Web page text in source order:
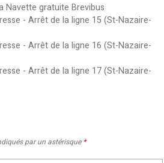
Navette gratuite Brevibus
- Arrêt de la ligne 15 (St-Nazaire-
- Arrêt de la ligne 16 (St-Nazaire-
- Arrêt de la ligne 17 (St-Nazaire-
par un astérisque *